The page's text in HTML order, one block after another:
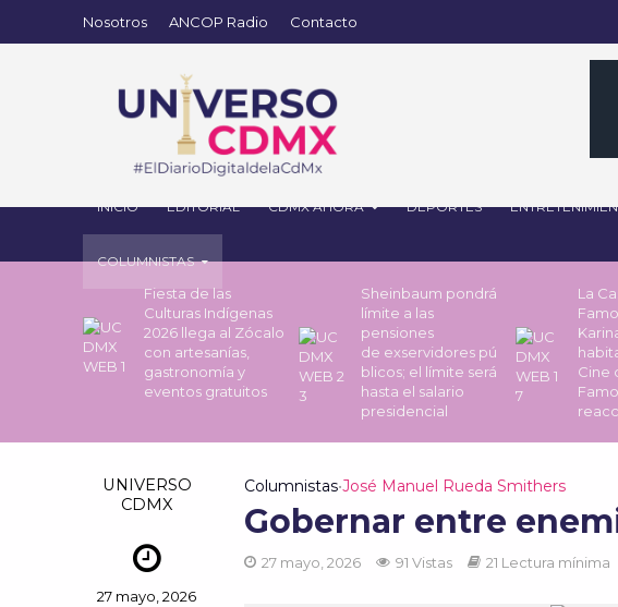
Nosotros ANCOP Radio Contacto
INICIO EDITORIAL CDMX AHORA DEPORTES
COLUMNISTAS
Fiesta de las
Culturas Indígenas
2026 llega al Zócalo
con artesanías,
gastronomía y
eventos gratuitos
Sheinbaum pondrá
límite a las
pensiones
de exservidores pú
blicos; el límite será
hasta el salario
presidencial
La
Cine
UNIVERSO
CDMX
27 mayo, 2026
Columnistas•José Manuel Rueda Smithers
Gobernar entre
27 mayo, 2026 91 Vistas 21 Lectura mínima